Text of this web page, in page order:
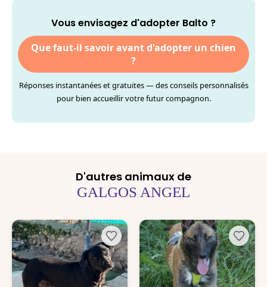
Vous envisagez d'adopter Balto ?
Que faut-il savoir avant d'adopter un chien
?
Réponses instantanées et gratuites — des conseils personnalisés
pour bien accueillir votre futur compagnon.
D'autres animaux de
GALGOS ANGEL